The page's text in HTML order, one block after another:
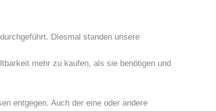
Diesmal standen unsere
mehr zu kaufen, als sie benötigen und
entgegen. Auch der eine oder andere